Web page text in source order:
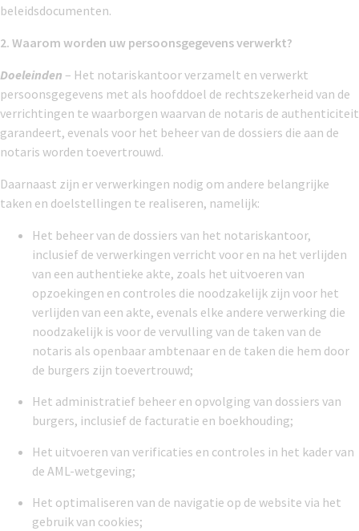
beleidsdocumenten.
2. Waarom worden uw persoonsgegevens verwerkt?
Doeleinden – Het notariskantoor verzamelt en verwerkt
persoonsgegevens met als hoofddoel de rechtszekerheid van de
verrichtingen te waarborgen waarvan de notaris de authenticiteit
garandeert, evenals voor het beheer van de dossiers die aan de
notaris worden toevertrouwd.
Daarnaast zijn er verwerkingen nodig om andere belangrijke
taken en doelstellingen te realiseren, namelijk:
Het beheer van de dossiers van het notariskantoor,
inclusief de verwerkingen verricht voor en na het verlijden
van een authentieke akte, zoals het uitvoeren van
opzoekingen en controles die noodzakelijk zijn voor het
verlijden van een akte, evenals elke andere verwerking die
noodzakelijk is voor de vervulling van de taken van de
notaris als openbaar ambtenaar en de taken die hem door
de burgers zijn toevertrouwd;
Het administratief beheer en opvolging van dossiers van
burgers, inclusief de facturatie en boekhouding;
Het uitvoeren van verificaties en controles in het kader van
de AML-wetgeving;
Het optimaliseren van de navigatie op de website via het
gebruik van cookies;